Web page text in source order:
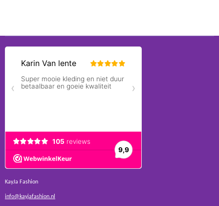
KayJa Fashion
info@kayjafashion.nl